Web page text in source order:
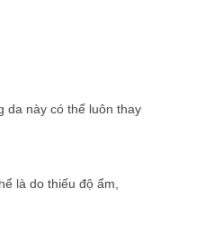
da này có thể luôn thay
là do thiếu độ ẩm,